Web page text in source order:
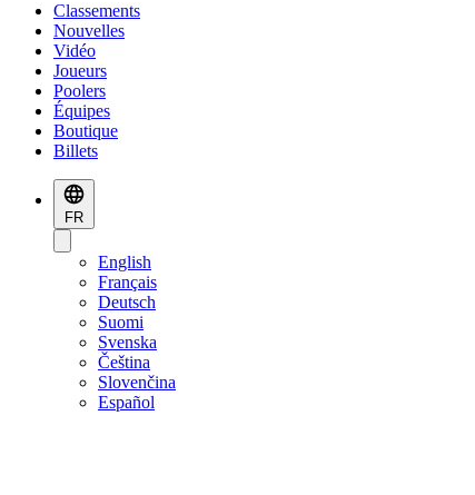
Classements
Nouvelles
Vidéo
Joueurs
Poolers
Équipes
Boutique
Billets
FR
English
Français
Deutsch
Suomi
Svenska
Čeština
Slovenčina
Español